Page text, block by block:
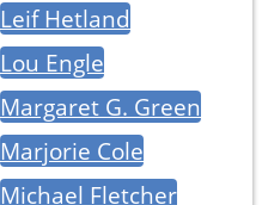
Leif Hetland
Lou Engle
Margaret G. Green
Marjorie Cole
Michael Fletcher